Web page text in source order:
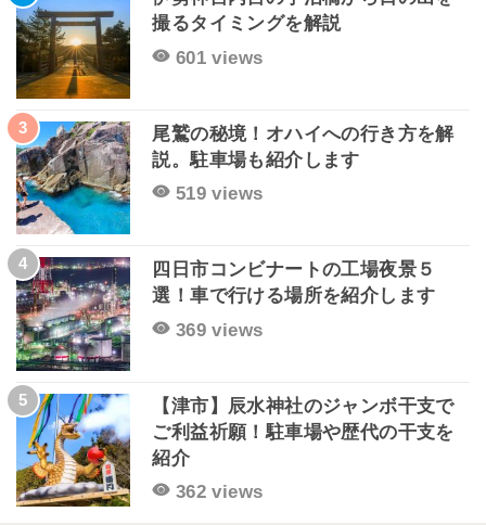
撮るタイミングを解説
601 views
3
尾鷲の秘境！オハイへの行き方を解
説。駐車場も紹介します
519 views
4
四日市コンビナートの工場夜景５
選！車で行ける場所を紹介します
369 views
5
【津市】辰水神社のジャンボ干支で
ご利益祈願！駐車場や歴代の干支を
紹介
362 views